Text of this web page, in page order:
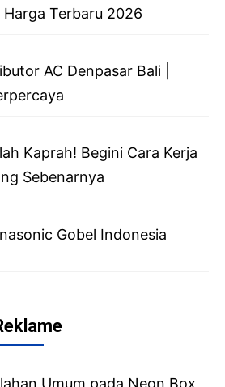
Harga Terbaru 2026
AC Denpasar Bali |
Kaprah! Begini Cara Kerja
Sebenarnya
Gobel Indonesia
Umum pada Neon Box